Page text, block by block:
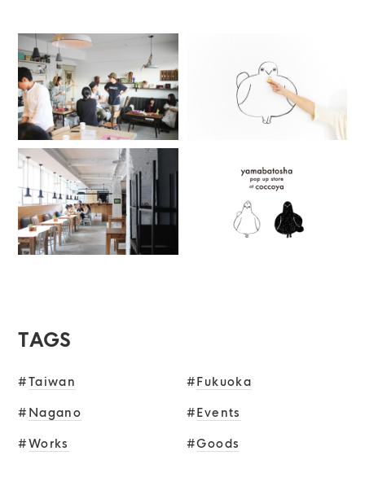
TAGS
#Taiwan #Fukuoka
# Nagano #Events
#Works #Goods